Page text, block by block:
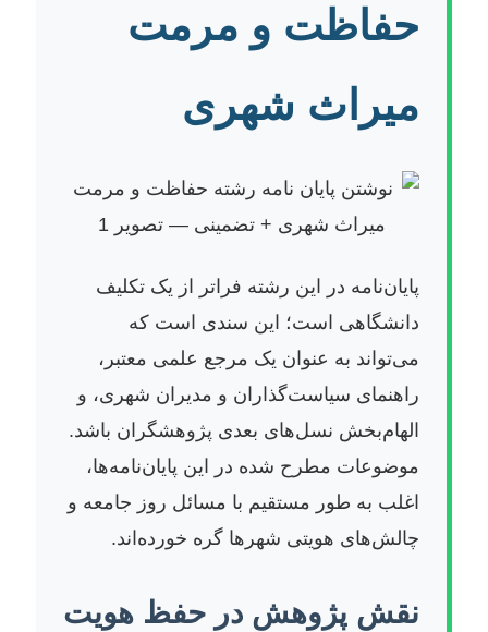
حفاظت و مرمت
میراث شهری
پایان‌نامه در این رشته فراتر از یک تکلیف
دانشگاهی است؛ این سندی است که
می‌تواند به عنوان یک مرجع علمی معتبر،
راهنمای سیاست‌گذاران و مدیران شهری، و
الهام‌بخش نسل‌های بعدی پژوهشگران باشد.
موضوعات مطرح شده در این پایان‌نامه‌ها،
اغلب به طور مستقیم با مسائل روز جامعه و
چالش‌های هویتی شهرها گره خورده‌اند.
نقش پژوهش در حفظ هویت